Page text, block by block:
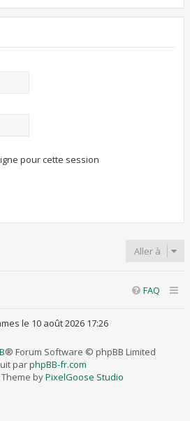
c
pour cette session
Aller à
FAQ
le 10 août 2026 17:26
® Forum Software © phpBB Limited
parphpBB-fr.com
byPixelGoose Studio